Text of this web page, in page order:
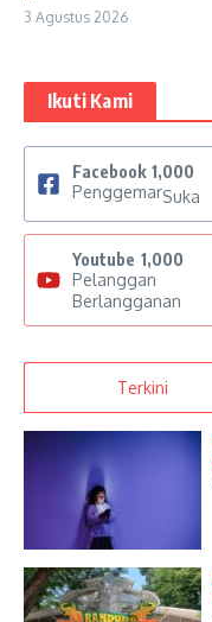
3 Agustus 2026
Ikuti Kami
Facebook 1,000
PenggemarSuka
Youtube 1,000
Pelanggan
Berlangganan
Terkini